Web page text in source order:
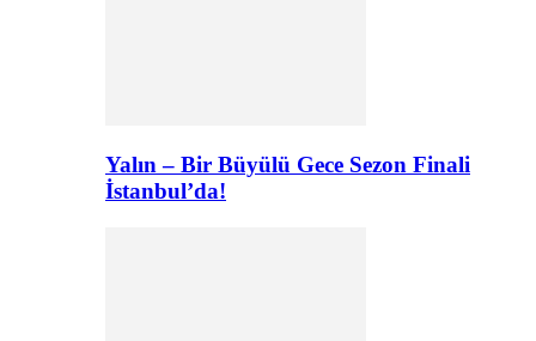
Yalın – Bir Büyülü Gece Sezon Finali
İstanbul’da!